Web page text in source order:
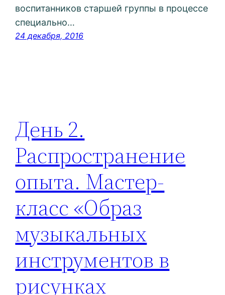
воспитанников старшей группы в процессе
специально…
24 декабря, 2016
День 2.
Распространение
опыта. Мастер-
класс «Образ
музыкальных
инструментов в
рисунках